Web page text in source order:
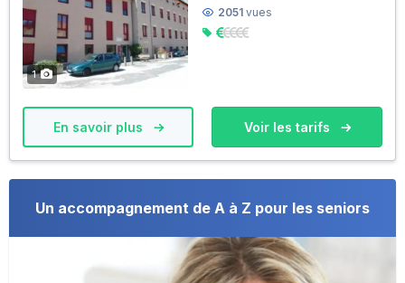
1
2051 vues
En savoir plus Voir les tarifs
Un accompagnement de A à Z pour les seniors